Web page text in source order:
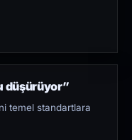
düşürüyor”
temel standartlara